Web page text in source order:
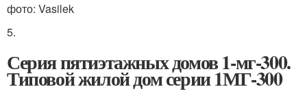
фото: Vasilek
5.
Серия пятиэтажных домов 1-мг-300.
Типовой жилой дом серии 1МГ-300